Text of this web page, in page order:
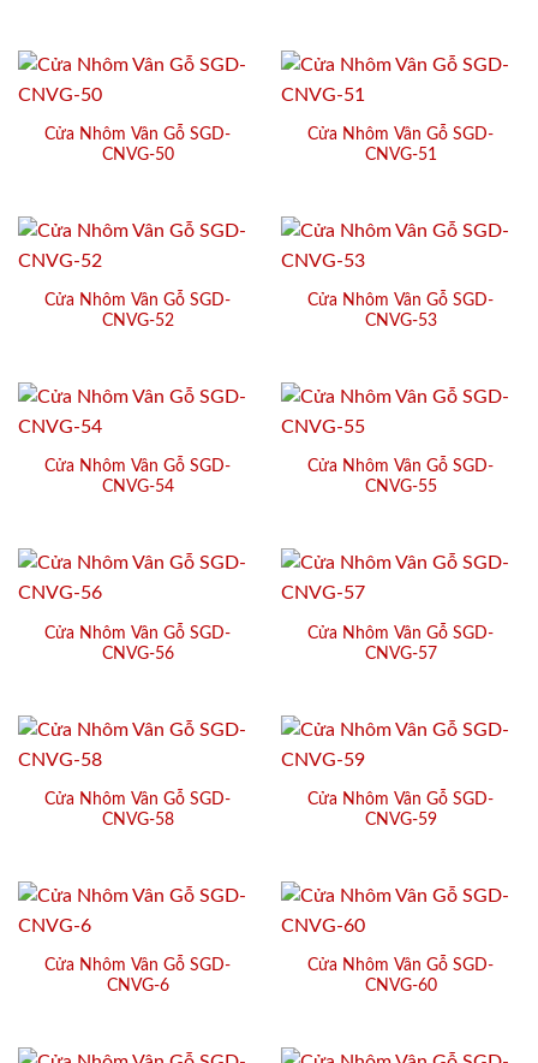
Cửa Nhôm Vân Gỗ SGD-
CNVG-50
Cửa Nhôm Vân Gỗ SGD-
CNVG-51
Cửa Nhôm Vân Gỗ SGD-
CNVG-52
Cửa Nhôm Vân Gỗ SGD-
CNVG-53
Cửa Nhôm Vân Gỗ SGD-
CNVG-54
Cửa Nhôm Vân Gỗ SGD-
CNVG-55
Cửa Nhôm Vân Gỗ SGD-
CNVG-56
Cửa Nhôm Vân Gỗ SGD-
CNVG-57
Cửa Nhôm Vân Gỗ SGD-
CNVG-58
Cửa Nhôm Vân Gỗ SGD-
CNVG-59
Cửa Nhôm Vân Gỗ SGD-
CNVG-6
Cửa Nhôm Vân Gỗ SGD-
CNVG-60